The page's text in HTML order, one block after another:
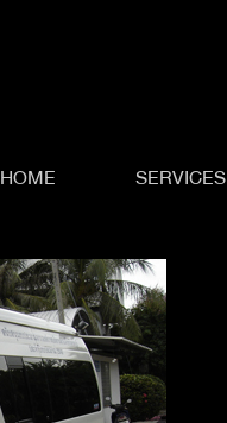
HOME SERVICES